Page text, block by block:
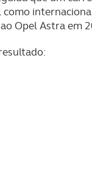
Opel Astra em